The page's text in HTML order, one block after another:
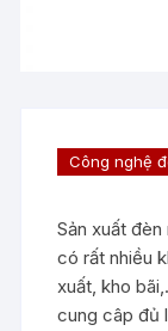
Công nghệ
Sản xuất
có rất nhiều
xuất, kho
cung câp đủ